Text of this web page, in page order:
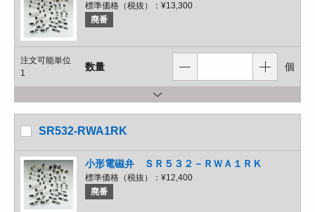
標準価格（税抜）： ¥13,300
廃番
注文可能単位
1
数量 個
SR532-RWA1RK
小形電磁弁 ＳＲ５３２－ＲＷＡ１ＲＫ
標準価格（税抜）： ¥12,400
廃番